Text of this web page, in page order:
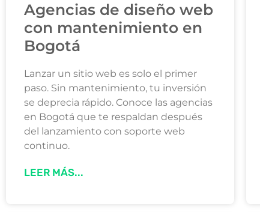
Agencias de diseño web
con mantenimiento en
Bogotá
Lanzar un sitio web es solo el primer
paso. Sin mantenimiento, tu inversión
se deprecia rápido. Conoce las agencias
en Bogotá que te respaldan después
del lanzamiento con soporte web
continuo.
LEER MÁS...